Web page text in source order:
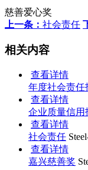
慈善爱心奖
上一条： 社会责任
相关内容
查看详情
年度社会责任
查看详情
企业质量信用
查看详情
社会责任
查看详情
嘉兴慈善奖